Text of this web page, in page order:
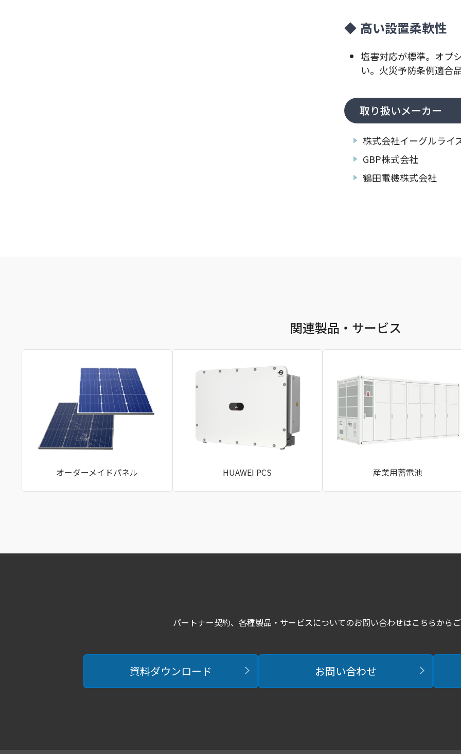
高い設置柔軟性
塩害対応が標準。オプ
い。火災予防条例適合
取り扱いメーカー
株式会社イーグルライ
GBP株式会社
鶴田電機株式会社
関連製品・サービス
オーダーメイドパネル HUAWEI PCS 産業用蓄電池
パートナー契約、各種製品・サービスについてのお問い合わせはこちらから
資料ダウンロード お問い合わせ